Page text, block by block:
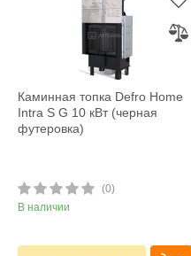
Каминная топка Defro Home
Intra S G 10 кВт (черная
футеровка)
(0)
В наличии